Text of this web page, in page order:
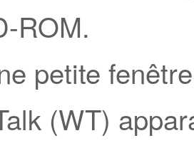
ROM.
petite fenêtre
(WT)